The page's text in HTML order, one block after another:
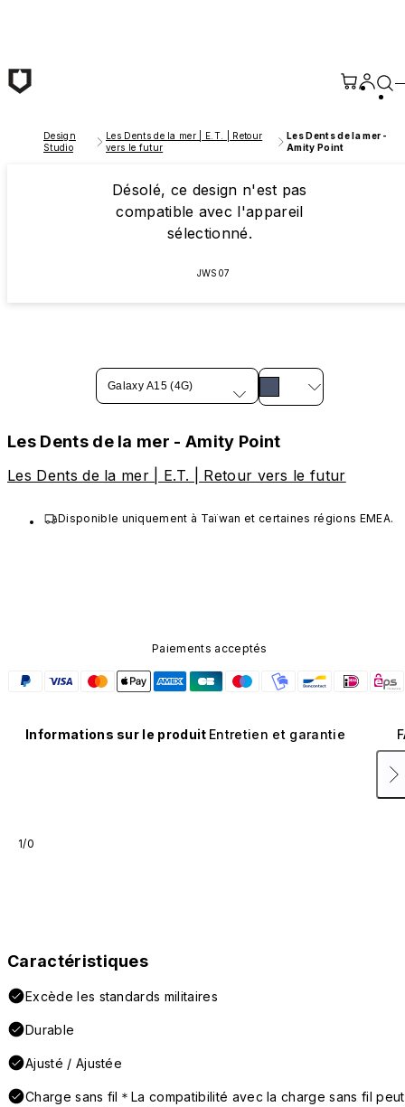
Design
Studio
Les Dents de la mer | E.T. | Retour
vers le futur
Les Dents de la mer -
Amity Point
Désolé, ce design n'est pas
compatible avec l'appareil
sélectionné.
JWS07
Galaxy A15 (4G)
Les Dents de la mer - Amity Point
Les Dents de la mer | E.T. | Retour vers le futur
Disponible uniquement à Taïwan et certaines régions EMEA.
Paiements acceptés
Informations sur le produit Entretien et garantie
1/0
Caractéristiques
Excède les standards militaires
Durable
Ajusté / Ajustée
Charge sans fil＊La compatibilité avec la charge sans fil peut